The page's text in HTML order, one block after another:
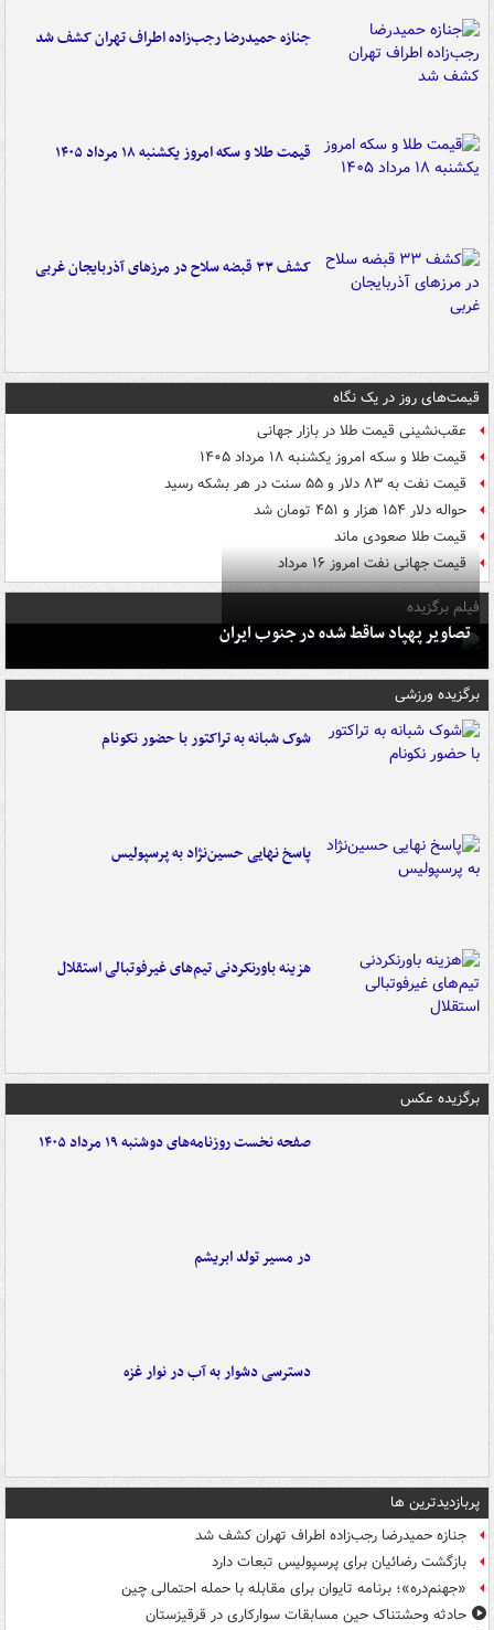
جنازه حمیدرضا رجب‌زاده اطراف تهران کشف شد
قیمت طلا و سکه امروز یکشنبه ۱۸ مرداد ۱۴۰۵
کشف ۳۳ قبضه سلاح در مرزهای آذربایجان غربی
قیمت‌های روز در یک نگاه
عقب‌نشینی قیمت طلا در بازار جهانی
قیمت طلا و سکه امروز یکشنبه ۱۸ مرداد ۱۴۰۵
قیمت نفت به ۸۳ دلار و ۵۵ سنت در هر بشکه رسید
حواله دلار ۱۵۴ هزار و ۴۵۱ تومان شد
قیمت طلا صعودی ماند
قیمت جهانی نفت امروز ۱۶ مرداد
فیلم برگزیده
تصاویر پهپاد ساقط شده در جنوب ایران
برگزیده ورزشی
شوک شبانه به تراکتور با حضور نکونام
پاسخ نهایی حسین‌نژاد به پرسپولیس
هزینه باورنکردنی تیم‌های غیرفوتبالی استقلال
برگزیده عکس
صفحه نخست روزنامه‌های دوشنبه ۱۹ مرداد ۱۴۰۵
در مسیر تولد ابریشم
دسترسی دشوار به آب در نوار غزه
پربازدیدترین ها
جنازه حمیدرضا رجب‌زاده اطراف تهران کشف شد
بازگشت رضائیان برای پرسپولیس تبعات دارد
«جهنم‌دره»؛ برنامه تایوان برای مقابله با حمله احتمالی چین
حادثه وحشتناک حین مسابقات سوارکاری در قرقیزستان